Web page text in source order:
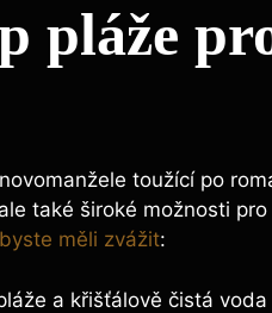
pláže
toužící po
také široké možnosti
měli zvážit:
a křišťálově čistá